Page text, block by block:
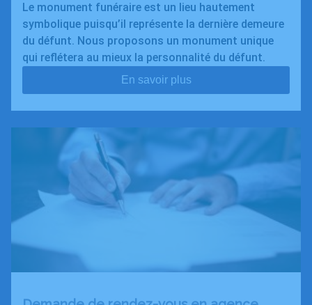
Le monument funéraire est un lieu hautement
symbolique puisqu’il représente la dernière demeure
du défunt. Nous proposons un monument unique
qui reflétera au mieux la personnalité du défunt.
En savoir plus